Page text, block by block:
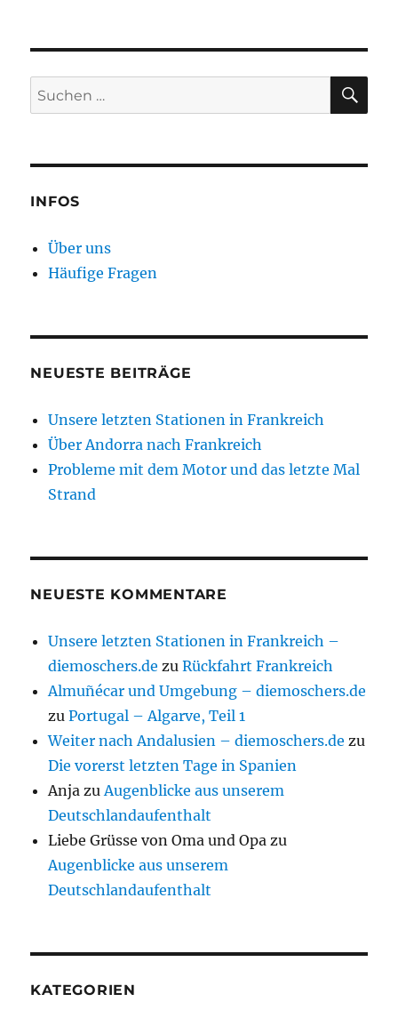
Suchen
nach:
INFOS
Über uns
Häufige Fragen
NEUESTE BEITRÄGE
Unsere letzten Stationen in Frankreich
Über Andorra nach Frankreich
Probleme mit dem Motor und das letzte Mal
Strand
NEUESTE KOMMENTARE
Unsere letzten Stationen in Frankreich –
diemoschers.de zuRückfahrt Frankreich
Almuñécar und Umgebung – diemoschers.de
zuPortugal – Algarve, Teil 1
Weiter nach Andalusien – diemoschers.de zu
Die vorerst letzten Tage in Spanien
Anja zu Augenblicke aus unserem
Deutschlandaufenthalt
Liebe Grüsse von Oma und Opa zu
Augenblicke aus unserem
Deutschlandaufenthalt
KATEGORIEN